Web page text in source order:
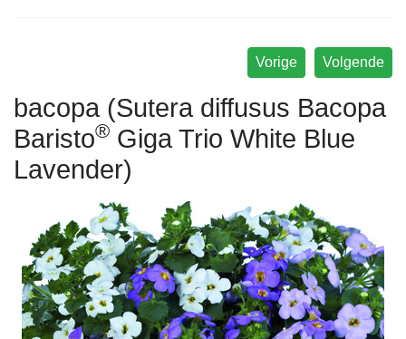
Volgende
Vorige
bacopa (Sutera diffusus Bacopa
Baristo® Giga Trio White Blue
Lavender)